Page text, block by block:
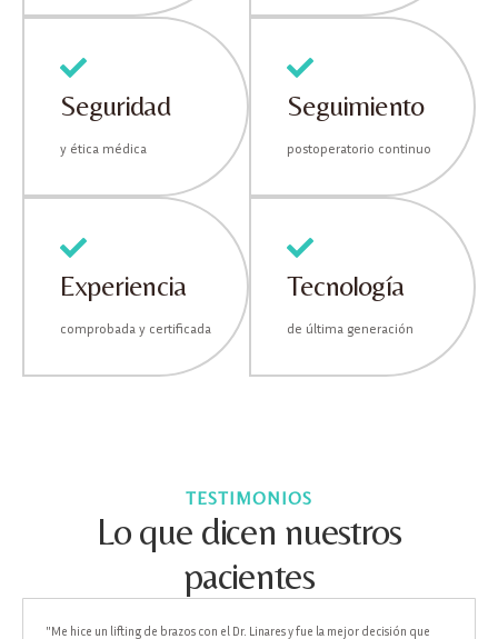
Seguridad
y ética médica
Seguimiento
postoperatorio continuo
Experiencia
comprobada y certificada
Tecnología
de última generación
"Me hice un lifting de brazos con el Dr. Linares y fue la mejor decisión que
TESTIMONIOS
Lo que dicen nuestros
pacientes